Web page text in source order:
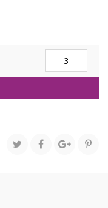
ΠΛΑΣΤΙΚΕΣ
ΜΠΑΛΕΣ
25
31Χ31Χ6ΕΚ
ποσότητα